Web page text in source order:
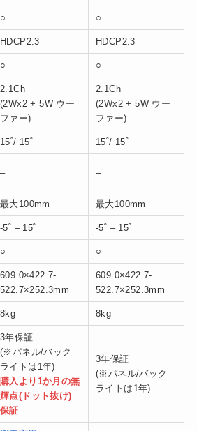
○ ○
HDCP2.3 HDCP2.3
○ ○
2.1Ch
(2Wx2 + 5W ウー
ファー)
2.1Ch
(2Wx2 + 5W ウー
ファー)
15˚/ 15˚ 15˚/ 15˚
– –
最大100mm 最大100mm
-5˚ – 15˚ -5˚ – 15˚
○ ○
609.0×422.7-
522.7×252.3mm
609.0×422.7-
522.7×252.3mm
8kg 8kg
3年保証
(※パネル/バック
ライトは1年‎‎)
購入より1か月の無
輝点(ドット抜け)
保証
3年保証
(※パネル/バック
ライトは1年‎‎)